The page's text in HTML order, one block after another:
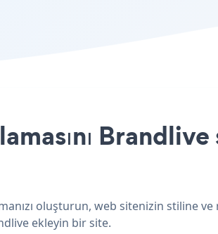
oluşturun, web sitenizin stiline
ekleyin bir site.